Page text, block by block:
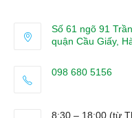
Số 61 ngõ 91
quận Cầu Giấy,
098 680 5156
8:30 – 18:00 (từ